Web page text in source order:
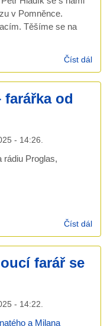
v Pomněnce.
Těšíme se na
Číst dál
-
farářka od
- 14:26
rádiu Proglas,
Číst dál
–
farář se
- 14:22
a Milana